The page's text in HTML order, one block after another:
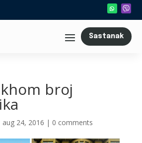
Sastanak
broj
aug 24, 2016 | 0 comments